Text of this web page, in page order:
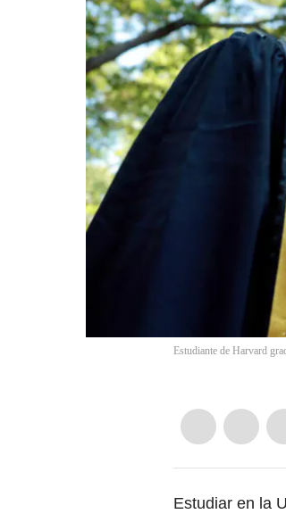
Estudiante de Harvard
Estudiar en la